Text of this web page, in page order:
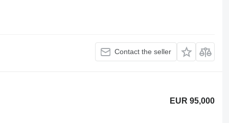
Contact the seller
EUR 95,000